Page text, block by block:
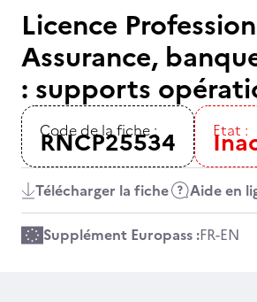
Licence
Assurance,
: supports
Code de la fiche :
RNCP25534 Etat :
Télécharger la fiche Aide en
Supplément Europass :FR-EN